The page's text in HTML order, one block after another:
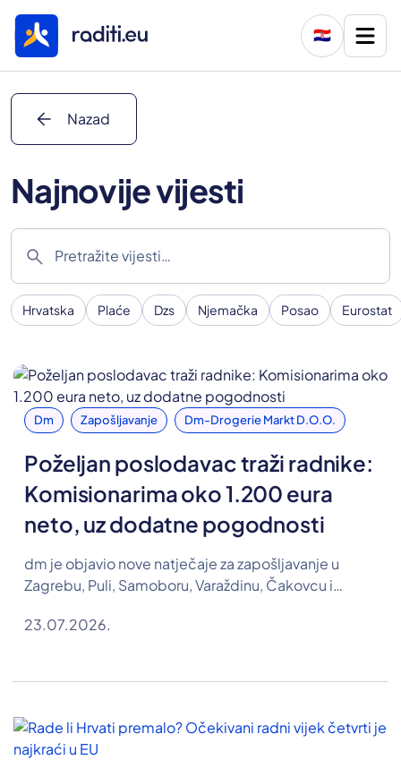
🇭🇷
arrow_back Nazad
Najnovije vijesti
search
Hrvatska Plaće Dzs Njemačka Posao Eurostat
Dm Zapošljavanje Dm-Drogerie Markt D.o.o.
Poželjan poslodavac traži radnike:
Komisionarima oko 1.200 eura
neto, uz dodatne pogodnosti
dm je objavio nove natječaje za zapošljavanje u
Zagrebu, Puli, Samoboru, Varaždinu, Čakovcu i
farmaceutskog tehničara te referenta u Odjelu
23.07.2026.